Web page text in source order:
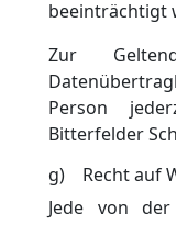
beeinträchtigt
Zur
Person
Bitterfelder
g) Recht auf
Jede von der